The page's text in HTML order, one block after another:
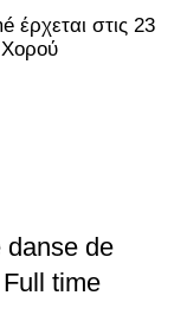
στις 23
Χορού
danse de
time